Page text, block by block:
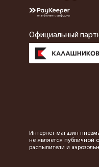
Официальный
Интернет-магазин
не является публичной
распылители и